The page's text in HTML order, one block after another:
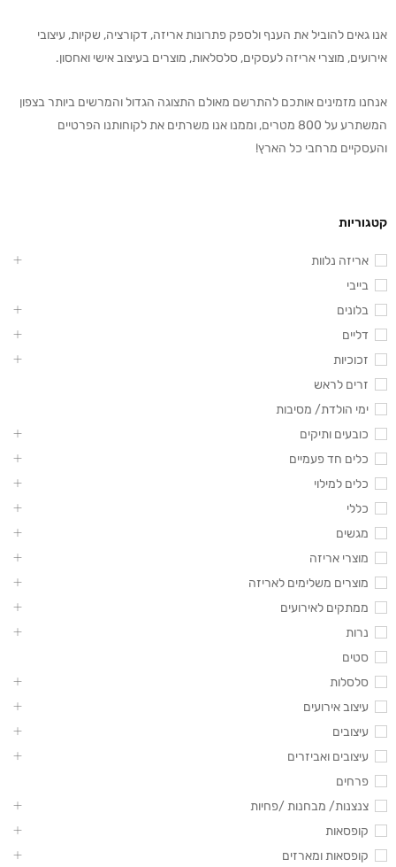
אנו גאים להוביל את הענף ולספק פתרונות אריזה, דקורציה, שקיות, עיצובי
אירועים, מוצרי אריזה לעסקים, סלסלאות, מוצרים בעיצוב אישי ואחסון.
אנחנו מזמינים אותכם להתרשם מאולם התצוגה הגדול והמרשים ביותר בצפון
המשתרע על 800 מטרים, וממנו אנו משרתים את לקוחותנו הפרטיים
והעסקיים מרחבי כל הארץ!
קטגוריות
אריזה נלוות
בייבי
בלונים
דליים
זכוכיות
זרים לראש
ימי הולדת/ מסיבות
כובעים ותיקים
כלים חד פעמיים
כלים למילוי
כללי
מגשים
מוצרי אריזה
מוצרים משלימים לאריזה
ממתקים לאירועים
נרות
סטים
סלסלות
עיצוב אירועים
עיצובים
עיצובים ואביזרים
פרחים
צנצנות/ מבחנות /פחיות
קופסאות
קופסאות ומארזים